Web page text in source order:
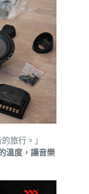
旅行。」
溫度，讓音樂